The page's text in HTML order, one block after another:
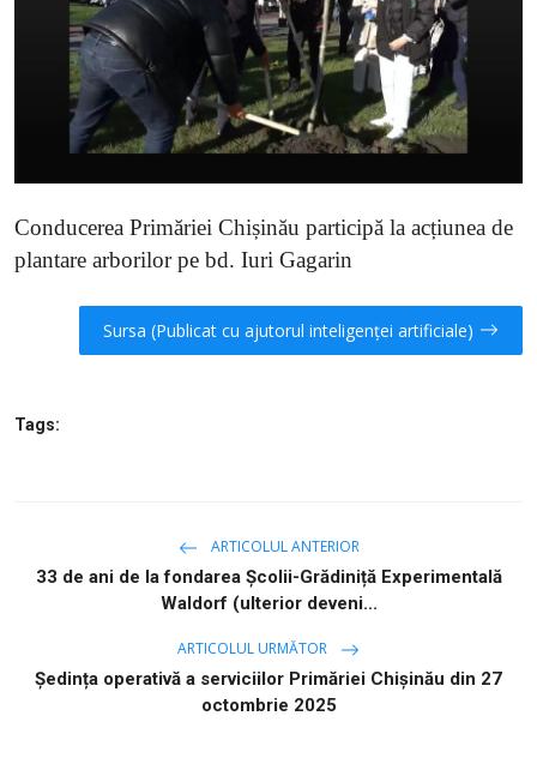
SERVICII
Sectorul Rîșcani
Căutați pe Internet
Conducerea Primăriei Chișinău participă la acțiunea de
plantare arborilor pe bd. Iuri Gagarin
Sursa (Publicat cu ajutorul inteligenței artificiale)
Tags:
ARTICOLUL ANTERIOR
33 de ani de la fondarea Școlii-Grădiniță Experimentală
Waldorf (ulterior deveni...
ARTICOLUL URMĂTOR
Ședința operativă a serviciilor Primăriei Chișinău din 27
octombrie 2025